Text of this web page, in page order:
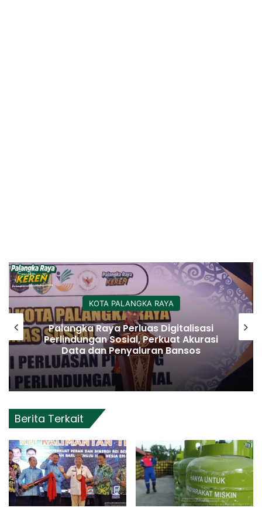
KOTA PALANGKA RAYA
Palangka Raya Perluas Digitalisasi
Perlindungan Sosial, Perkuat Akurasi
Data dan Penyaluran Bansos
Berita Terkait